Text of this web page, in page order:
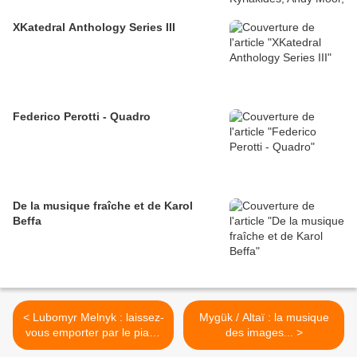
XKatedral Anthology Series III
Federico Perotti - Quadro
De la musique fraîche et de Karol
Beffa
< Lubomyr Melnyk : laissez-
vous emporter par le piano
en mode continu !
Mygük / Altaï : la musique
des images... >